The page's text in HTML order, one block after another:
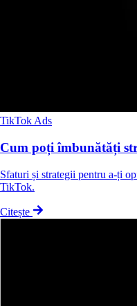
TikTok Ads
Cum poți îmbunătăți
Sfaturi și strategii pentru a-ți
TikTok.
Citește